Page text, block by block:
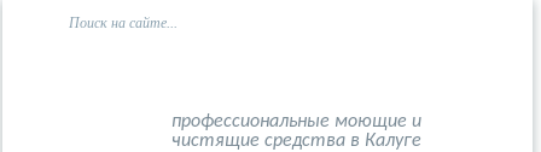
профессиональные моющие и
чистящие средства в Калуге